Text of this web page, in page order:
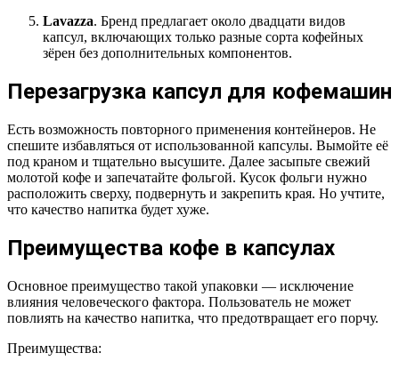
Lavazza. Бренд предлагает около двадцати видов
капсул, включающих только разные сорта кофейных
зёрен без дополнительных компонентов.
Перезагрузка капсул для кофемашин
Есть возможность повторного применения контейнеров. Не
спешите избавляться от использованной капсулы. Вымойте её
под краном и тщательно высушите. Далее засыпьте свежий
молотой кофе и запечатайте фольгой. Кусок фольги нужно
расположить сверху, подвернуть и закрепить края. Но учтите,
что качество напитка будет хуже.
Преимущества кофе в капсулах
Основное преимущество такой упаковки — исключение
влияния человеческого фактора. Пользователь не может
повлиять на качество напитка, что предотвращает его порчу.
Преимущества: